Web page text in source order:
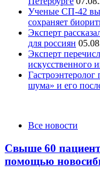
Ученые СП-42
сохраняет
Эксперт
для россиян
Эксперт
искусственного
шума» и его
CategoriesВсе новости
Свыше 60
помощью